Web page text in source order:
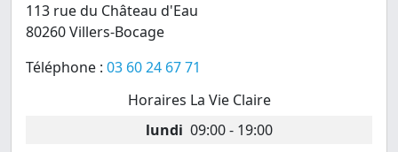
113 rue du Château d'Eau
80260 Villers-Bocage
Téléphone : 03 60 24 67 71
Horaires La Vie Claire
lundi 09:00 - 19:00